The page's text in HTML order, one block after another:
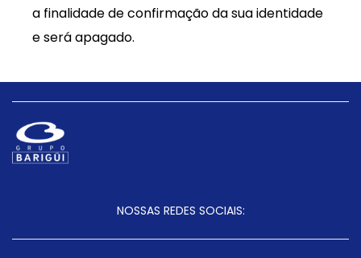
a finalidade de confirmação da sua identidade
e será apagado.
NOSSAS REDES SOCIAIS: